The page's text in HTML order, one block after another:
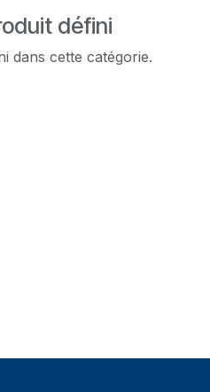
défini
dans cette catégorie.